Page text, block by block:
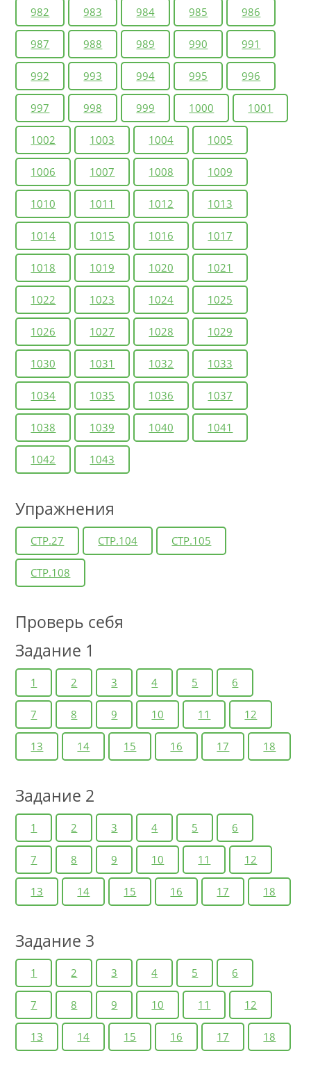
982 983 984 985 986
987 988 989 990 991
992 993 994 995 996
997 998 999 1000 1001
1002 1003 1004 1005
1006 1007 1008 1009
1010 1011 1012 1013
1014 1015 1016 1017
1018 1019 1020 1021
1022 1023 1024 1025
1026 1027 1028 1029
1030 1031 1032 1033
1034 1035 1036 1037
1038 1039 1040 1041
1042 1043
Упражнения
СТР.27 СТР.104 СТР.105
СТР.108
Проверь себя
Задание 1
1 2 3 4 5 6
7 8 9 10 11 12
13 14 15 16 17 18
Задание 2
1 2 3 4 5 6
7 8 9 10 11 12
13 14 15 16 17 18
Задание 3
1 2 3 4 5 6
7 8 9 10 11 12
13 14 15 16 17 18